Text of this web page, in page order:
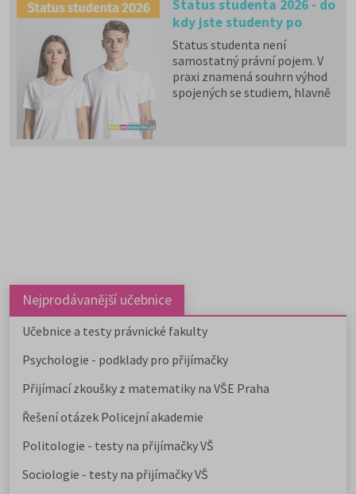
Status studenta 2026 - do
kdy jste studenty po
maturitě?
Status studenta není
samostatný právní pojem. V
praxi znamená souhrn výhod
spojených se studiem, hlavně
Nejprodávanější učebnice
Učebnice a testy právnické fakulty
Psychologie - podklady pro přijímačky
Přijímací zkoušky z matematiky na VŠE Praha
Řešení otázek Policejní akademie
Politologie - testy na přijímačky VŠ
Sociologie - testy na přijímačky VŠ